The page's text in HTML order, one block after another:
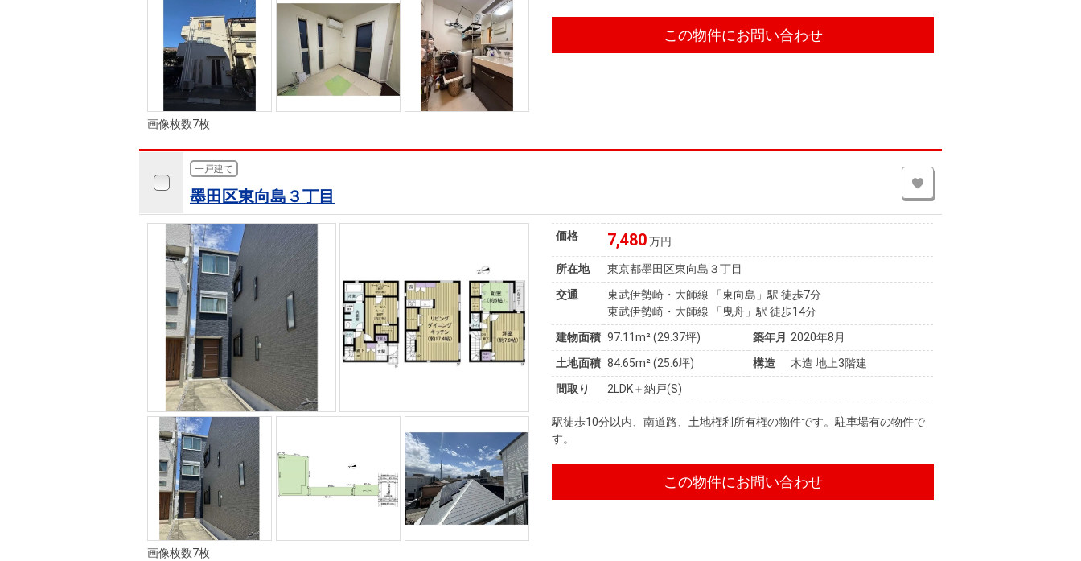
画像枚数7枚
この物件にお問い合わせ
一戸建て
墨田区東向島３丁目
画像枚数7枚
価格 7,480万円
所在地
東京都墨田区東向島３丁目
交通
東武伊勢崎・大師線 「東向島」駅 徒歩7分
東武伊勢崎・大師線 「曳舟」駅 徒歩14分
建物面積 97.11m² (29.37坪) 築年月
2020年8月
土地面積 84.65m² (25.6坪) 構造
木造 地上3階建
間取り
2LDK＋納戸(S)
駅徒歩10分以内、南道路、土地権利所有権の物件です。駐車場有の物件で
す。
この物件にお問い合わせ